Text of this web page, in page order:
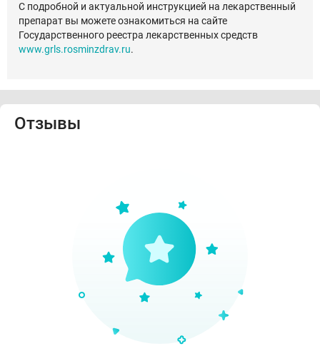
С подробной и актуальной инструкцией на лекарственный
препарат вы можете ознакомиться на сайте
Государственного реестра лекарственных средств
www.grls.rosminzdrav.ru.
Отзывы